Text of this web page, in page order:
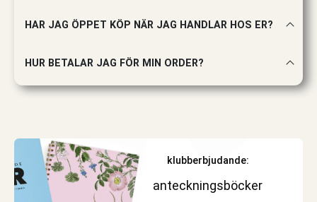
HAR JAG ÖPPET KÖP NÄR JAG HANDLAR HOS ER?
HUR BETALAR JAG FÖR MIN ORDER?
klubberbjudande:
anteckningsböcker